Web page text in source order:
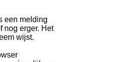
een melding
nog erger. Het
wijst.